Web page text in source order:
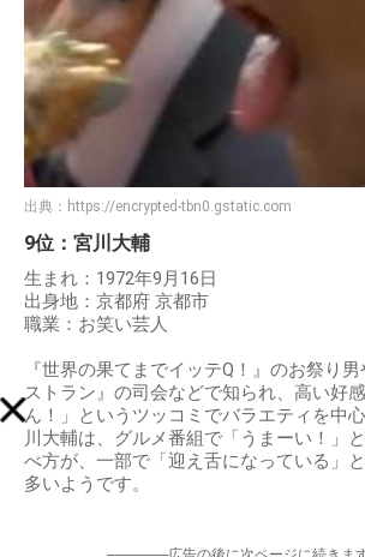
出典： https://encrypted-tbn0.gstatic.com
9位：宮川大輔
生まれ：1972年9月16日
出身地：京都府 京都市
職業：お笑い芸人
『世界の果てまでイッテQ！』のお祭り
ストラン』の司会などで知られ、高い好
ん！」というツッコミでバラエティを中
川大輔は、グルメ番組で「うまーい！」
べ方が、一部で「迎え舌になっている」
多いようです。